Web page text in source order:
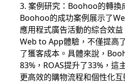
3. 案例研究：Boohoo的轉換
Boohoo的成功案例展示了
應用程式廣告活動的綜合效
Web to App體驗，不僅提高
了獲客成本。具體來說，
83%，ROAS提升了33%，這
更高效的購物流程和個性化互